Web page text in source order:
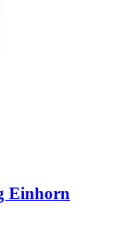
Einhorn